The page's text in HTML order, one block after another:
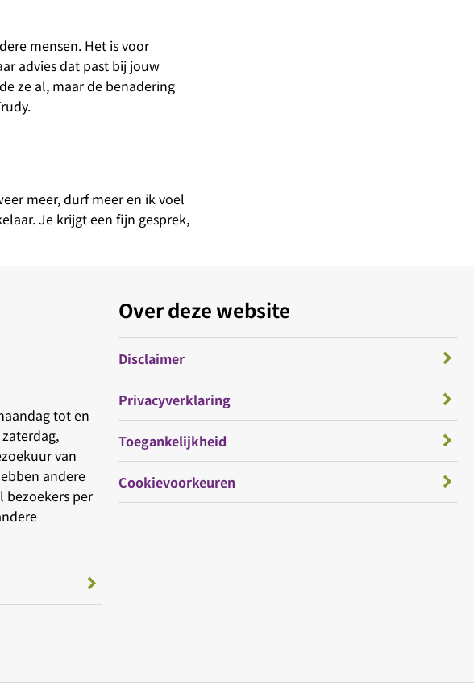
mensen. Het is voor
advies dat past bij jouw
ze al, maar de benadering
meer, durf meer en ik voel
Je krijgt een fijn gesprek,
tot en
van
andere
bezoekers per
Over deze website
Disclaimer
Privacyverklaring
Toegankelijkheid
Cookievoorkeuren